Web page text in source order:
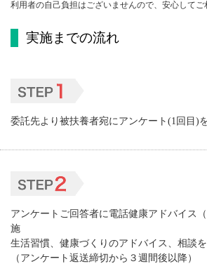
利用者の自己負担はございませんので、安心してご
実施までの流れ
委託先より被扶養者宛にアンケート(1回目)
アンケートご回答者に電話健康アドバイス
施
生活習慣、健康づくりのアドバイス、相談
（アンケート返送締切から３週間後以降）